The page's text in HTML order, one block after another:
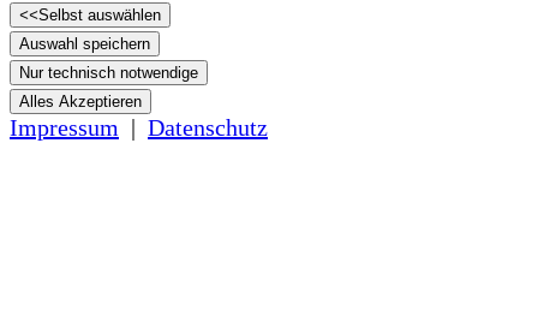
<<Selbst auswählen
Auswahl speichern
Nur technisch notwendige
Alles Akzeptieren
Impressum | Datenschutz